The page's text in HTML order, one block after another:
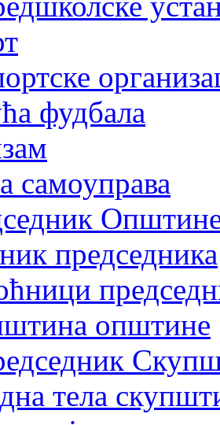
фудбала
самоуправа
председника
општине
тела